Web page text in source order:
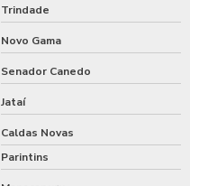
Trindade
Novo Gama
Senador Canedo
Jataí
Caldas Novas
Parintins